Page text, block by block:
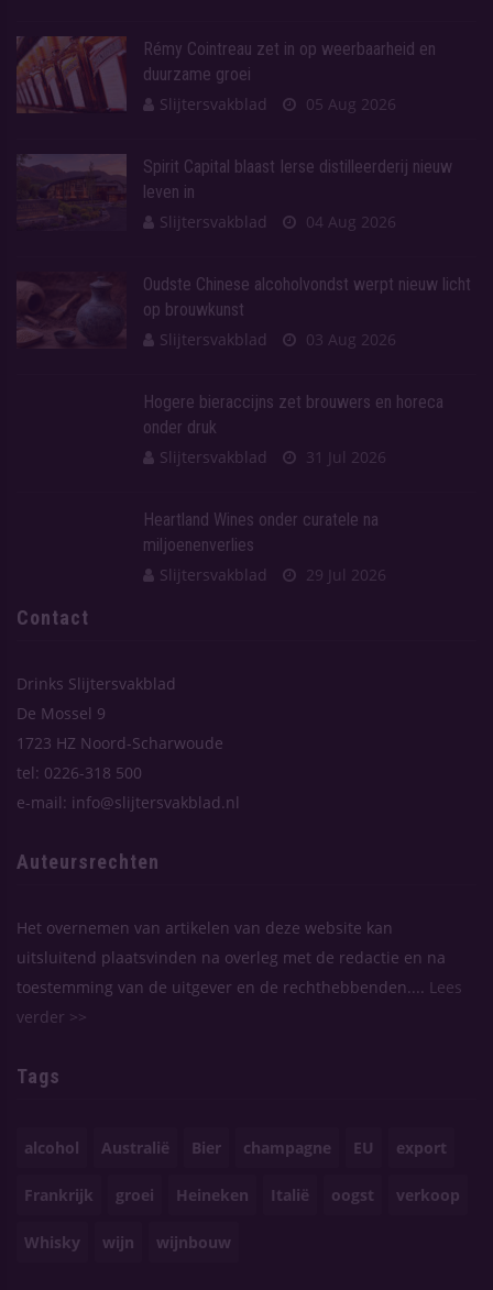
Rémy Cointreau zet in op weerbaarheid en
duurzame groei
Slijtersvakblad
05 Aug 2026
Spirit Capital blaast Ierse distilleerderij nieuw
leven in
Slijtersvakblad
04 Aug 2026
Oudste Chinese alcoholvondst werpt nieuw licht
op brouwkunst
Slijtersvakblad
03 Aug 2026
Hogere bieraccijns zet brouwers en horeca
onder druk
Slijtersvakblad
31 Jul 2026
Heartland Wines onder curatele na
miljoenenverlies
Slijtersvakblad
29 Jul 2026
Contact
Drinks Slijtersvakblad
De Mossel 9
1723 HZ Noord-Scharwoude
tel: 0226-318 500
e-mail: info@slijtersvakblad.nl
Auteursrechten
Het overnemen van artikelen van deze website kan
uitsluitend plaatsvinden na overleg met de redactie en na
toestemming van de uitgever en de rechthebbenden....
Lees
verder >>
Tags
alcohol Australië Bier champagne EU export
Frankrijk groei Heineken Italië oogst verkoop
Whisky wijn wijnbouw